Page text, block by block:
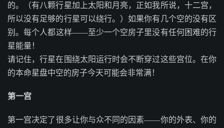
的。（有八颗行星加上太阳和月亮，正如我所说，十二宫，
所以没有足够的行星可以绕行。）如果你有几个空的没有区
别。每个人都这样——至少一个空房子里没有任何困难的行
星能量！
请记住，行星在围绕太阳运行时会不断穿过这些宫位。在你
的本命星盘中空的房子今天可能会非常满！
第一宫
第一宫决定了很多让你与众不同的因素——你的外表、你的